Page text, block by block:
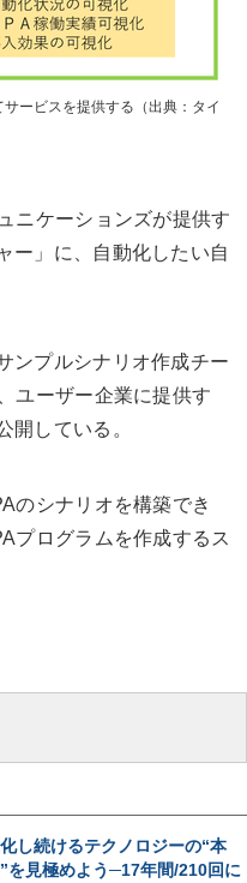
ービスを提供する（出典：タイ
ニケーションズが提供す
ー」に、自動化したい自
ンプルシナリオ作成チー
ユーザー企業に提供す
開している。
のシナリオを構築でき
プログラムを作成するス
し続けるテクノロジーの“本
を見極めよう─17年間/210回に